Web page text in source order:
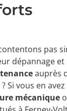
pas
dépannage
auprès
vous en
mécanique